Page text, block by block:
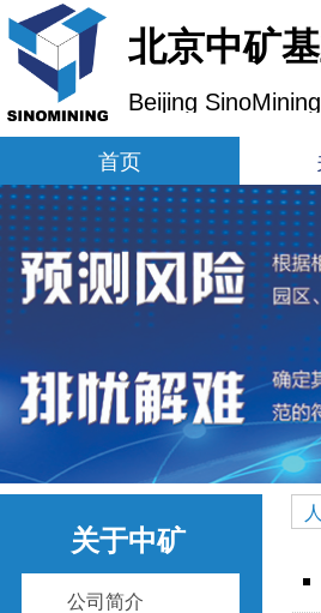
首页
北京中矿
Beijing
넷
关于中矿
公司简介